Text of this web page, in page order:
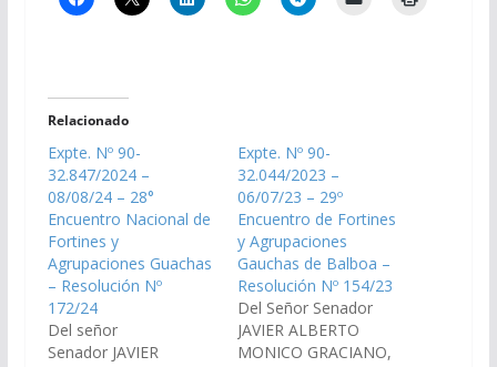
Relacionado
Expte. Nº 90-
32.847/2024 –
08/08/24 – 28°
Encuentro Nacional de
Fortines y
Agrupaciones Guachas
– Resolución Nº
172/24
Del señor
Senador JAVIER
Expte. Nº 90-
32.044/2023 –
06/07/23 – 29º
Encuentro de Fortines
y Agrupaciones
Gauchas de Balboa –
Resolución Nº 154/23
Del Señor Senador
JAVIER ALBERTO
MONICO GRACIANO,